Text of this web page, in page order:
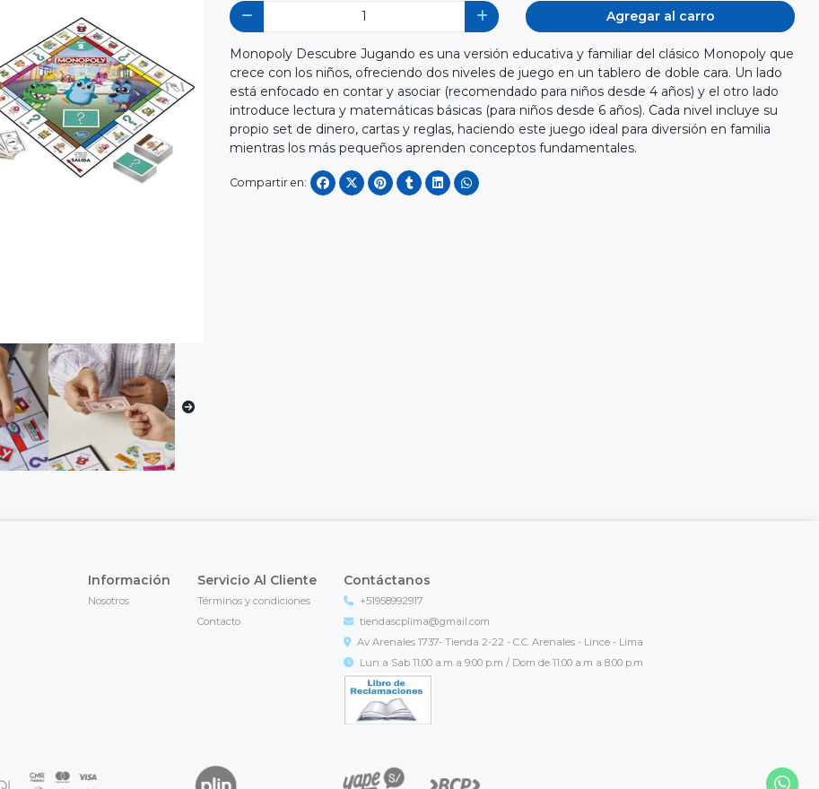
Agregar al carro
Monopoly Descubre Jugando es una versión educativa y familiar del clásico Monopoly que
crece con los niños, ofreciendo dos niveles de juego en un tablero de doble cara. Un lado
está enfocado en contar y asociar (recomendado para niños desde 4 años) y el otro lado
introduce lectura y matemáticas básicas (para niños desde 6 años). Cada nivel incluye su
propio set de dinero, cartas y reglas, haciendo este juego ideal para diversión en familia
mientras los más pequeños aprenden conceptos fundamentales.
Compartir en:
Información
Nosotros
Servicio Al Cliente
Términos y condiciones
Contacto
Contáctanos
+51958992917
tiendascplima@gmail.com
Av Arenales 1737- Tienda 2-22 - C.C. Arenales - Lince - Lima
Lun a Sab 11:00 a.m a 9:00 p.m / Dom de 11:00 a.m a 8:00 p.m